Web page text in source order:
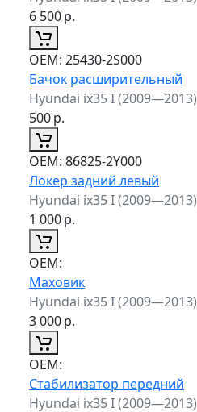
6 500р.
ОЕМ: 25430-2S000
Бачок расширительный
Hyundai ix35 I (2009—2013)
500р.
ОЕМ: 86825-2Y000
Локер задний левый
Hyundai ix35 I (2009—2013)
1 000р.
ОЕМ:
Маховик
Hyundai ix35 I (2009—2013)
3 000р.
ОЕМ:
Стабилизатор передний
Hyundai ix35 I (2009—2013)